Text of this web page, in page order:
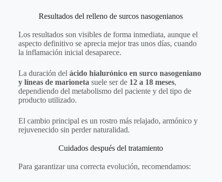
Resultados del relleno de surcos nasogenianos
Los resultados son visibles de forma inmediata, aunque el
aspecto definitivo se aprecia mejor tras unos días, cuando
la inflamación inicial desaparece.
La duración del ácido hialurónico en surco nasogeniano
y líneas de marioneta suele ser de 12 a 18 meses,
dependiendo del metabolismo del paciente y del tipo de
producto utilizado.
El cambio principal es un rostro más relajado, armónico y
rejuvenecido sin perder naturalidad.
Cuidados después del tratamiento
Para garantizar una correcta evolución, recomendamos: